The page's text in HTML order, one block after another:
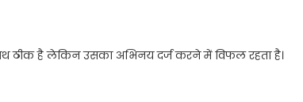
ठीक है लेकिन उसका अभिनय दर्ज करने में विफल रहता है।